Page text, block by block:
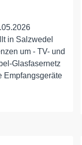
in Salzwedel
um - TV- und
Glasfasernetz
Empfangsgeräte